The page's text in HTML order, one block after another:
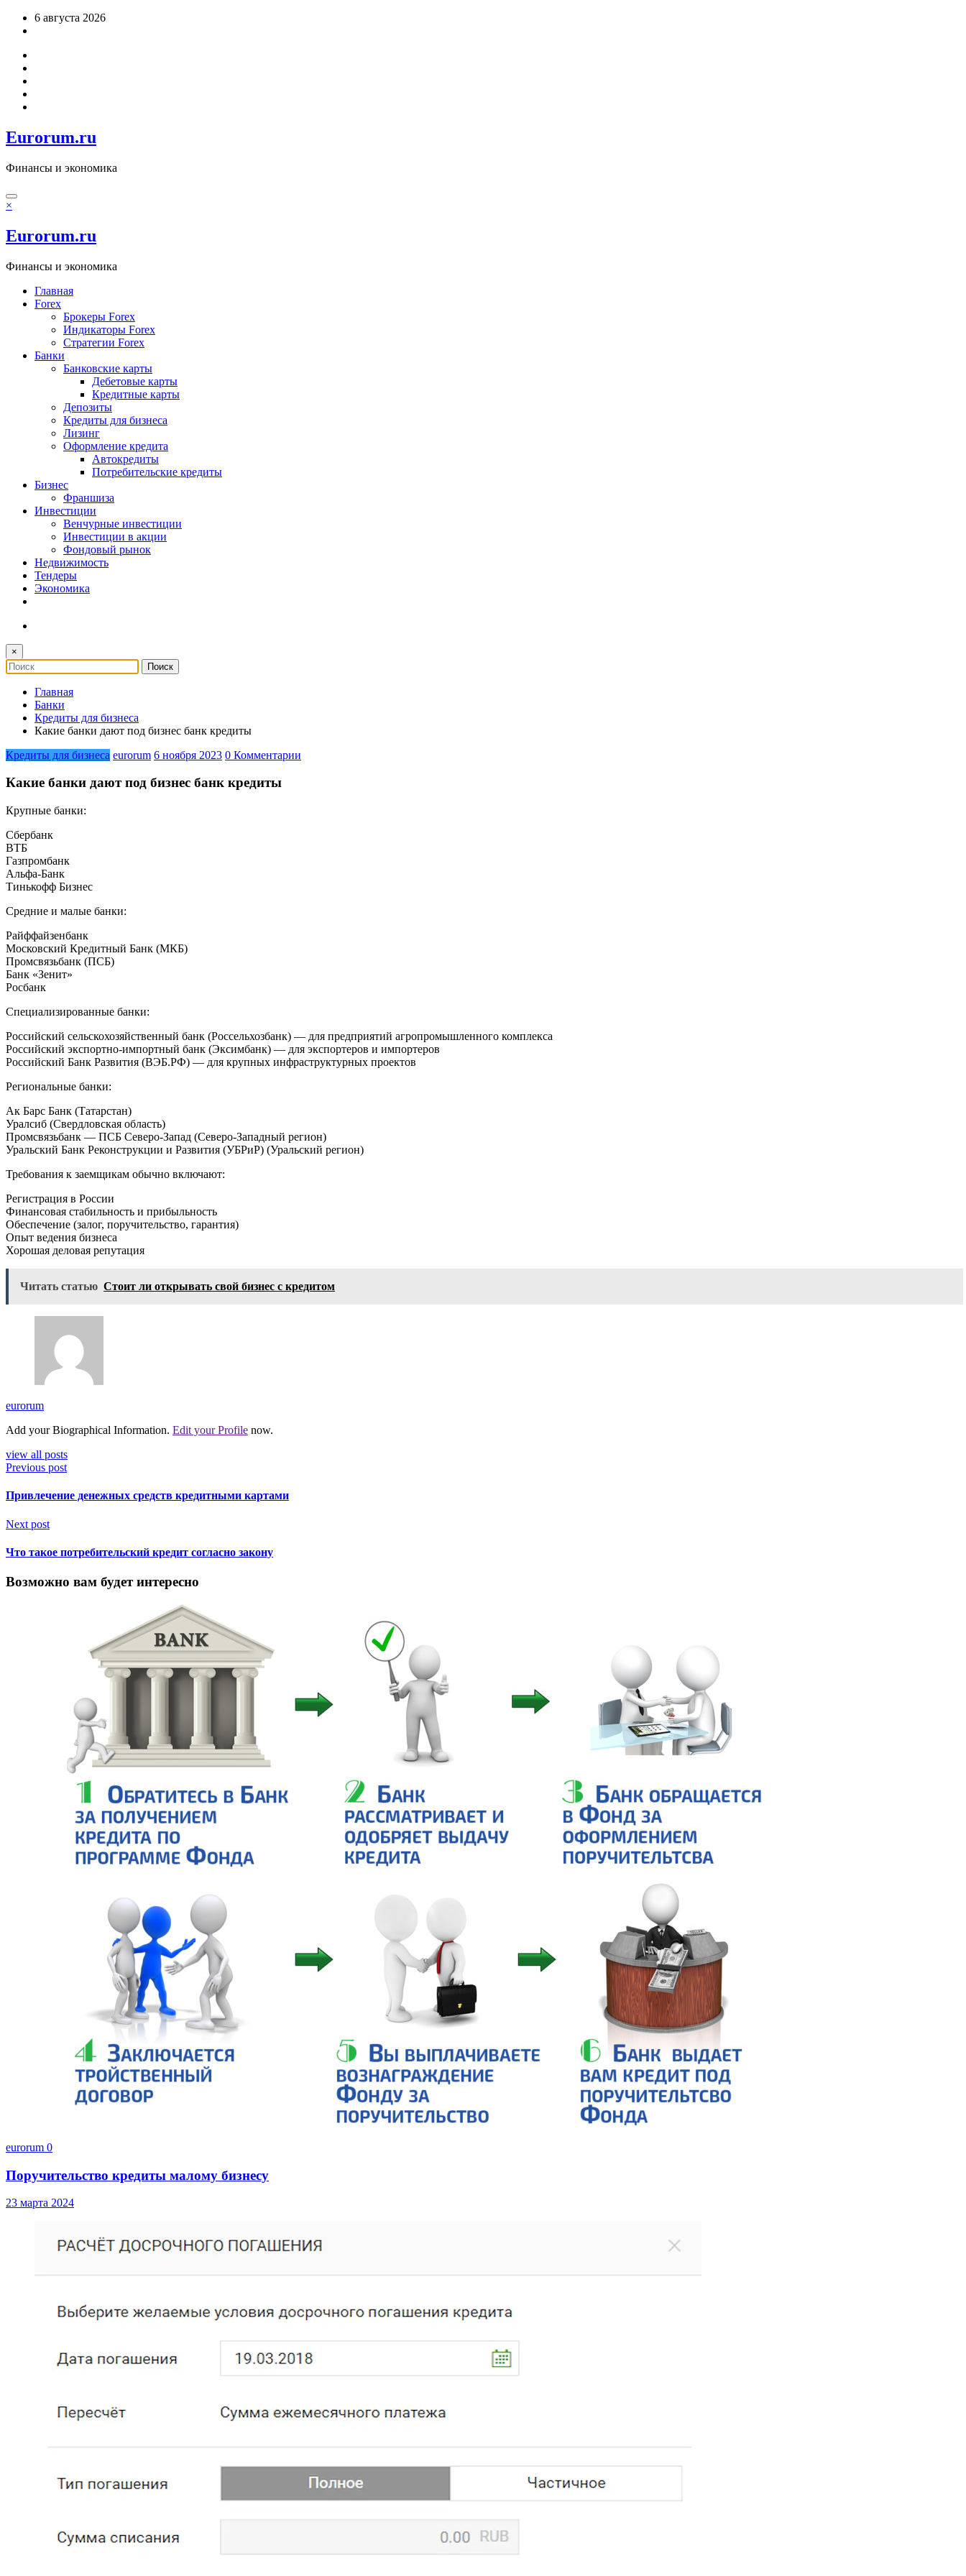
Перейти6 августа 2026
Eurorum.ru
Финансы и экономика
×
Eurorum.ru
Финансы и экономика
Главная
Forex
Брокеры Forex
Индикаторы Forex
Стратегии Forex
Банки
Банковские карты
Дебетовые карты
Кредитные карты
Депозиты
Кредиты для бизнеса
Лизинг
Оформление кредита
Автокредиты
Потребительские кредиты
Бизнес
Франшиза
Инвестиции
Венчурные инвестиции
Инвестиции в акции
Фондовый рынок
Недвижимость
Тендеры
Экономика
×
Главная
Банки
Кредиты для бизнеса
Какие банки дают под бизнес банк кредиты
Кредиты для бизнеса eurorum 6 ноября 2023 0 Комментарии
Какие банки дают под бизнес банк кредиты
Крупные банки:
Сбербанк
ВТБ
Газпромбанк
Альфа-Банк
Тинькофф Бизнес
Средние и малые банки:
Райффайзенбанк
Московский Кредитный Банк (МКБ)
Промсвязьбанк (ПСБ)
Банк «Зенит»
Росбанк
Специализированные банки:
Российский сельскохозяйственный банк (Россельхозбанк) — для предприятий агропромышленного комплекса
Российский экспортно-импортный банк (Эксимбанк) — для экспортеров и импортеров
Российский Банк Развития (ВЭБ.РФ) — для крупных инфраструктурных проектов
Региональные банки:
Ак Барс Банк (Татарстан)
Уралсиб (Свердловская область)
Промсвязьбанк — ПСБ Северо-Запад (Северо-Западный регион)
Уральский Банк Реконструкции и Развития (УБРиР) (Уральский регион)
Требования к заемщикам обычно включают:
Регистрация в России
Финансовая стабильность и прибыльность
Обеспечение (залог, поручительство, гарантия)
Опыт ведения бизнеса
Хорошая деловая репутация
Читать статью Стоит ли открывать свой бизнес с кредитом
eurorum
Add your Biographical Information. Edit your Profile now.
view all posts
Previous post
Привлечение денежных средств кредитными картами
Next post
Что такое потребительский кредит согласно закону
Возможно вам будет интересно
eurorum 0
Поручительство кредиты малому бизнесу
23 марта 2024